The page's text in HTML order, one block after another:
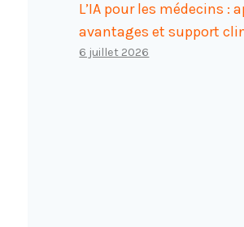
L’IA pour les médecins :
avantages et support
6 juillet 2026